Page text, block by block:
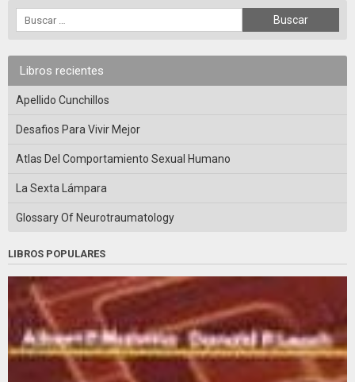
Libros recientes
Apellido Cunchillos
Desafios Para Vivir Mejor
Atlas Del Comportamiento Sexual Humano
La Sexta Lámpara
Glossary Of Neurotraumatology
LIBROS POPULARES